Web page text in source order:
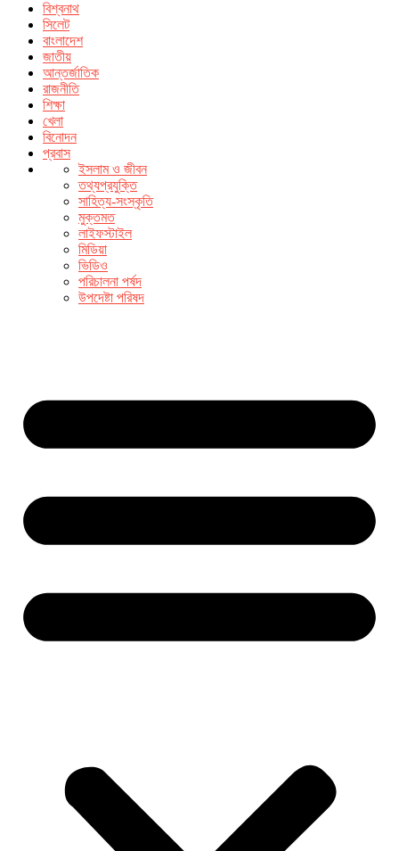
বিশ্বনাথ
সিলেট
বাংলাদেশ
জাতীয়
আন্তর্জাতিক
রাজনীতি
শিক্ষা
খেলা
বিনোদন
প্রবাস
ইসলাম ও জীবন
তথ্যপ্রযুক্তি
সাহিত্য-সংস্কৃতি
মুক্তমত
লাইফস্টাইল
মিডিয়া
ভিডিও
পরিচালনা পর্ষদ
উপদেষ্টা পরিষদ